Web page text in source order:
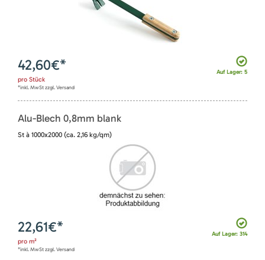
Auf Lager: 5
42,60€*
pro Stück
*inkl. MwSt zzgl. Versand
Alu-Blech 0,8mm blank
St à 1000x2000 (ca. 2,16 kg/qm)
Auf Lager: 314
22,61€*
pro m²
*inkl. MwSt zzgl. Versand